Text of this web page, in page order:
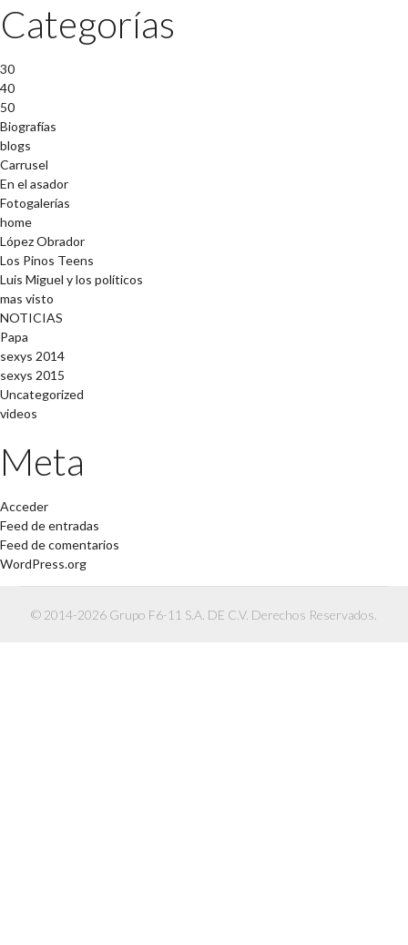
Categorías
30
40
50
Biografías
blogs
Carrusel
En el asador
Fotogalerías
home
López Obrador
Los Pinos Teens
Luis Miguel y los políticos
mas visto
NOTICIAS
Papa
sexys 2014
sexys 2015
Uncategorized
videos
Meta
Acceder
Feed de entradas
Feed de comentarios
WordPress.org
© 2014-2026 Grupo F6-11 S.A. DE C.V. Derechos Reservados.